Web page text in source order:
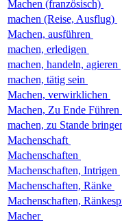
Machen (französisch)
machen (Reise, Ausflug)
Machen, ausführen
machen, erledigen
machen, handeln, agieren
machen, tätig sein
Machen, verwirklichen
Machen, Zu Ende Führen
machen, zu Stande
Machenschaft
Machenschaften
Machenschaften, Intrigen
Machenschaften, Ränke
Machenschaften,
Macher